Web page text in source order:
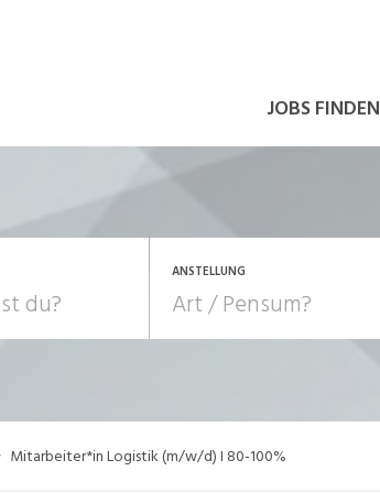
JOBS FINDEN
ANSTELLUNG
Temporär (befristet)
Consulting, Human Resources
Mitarbeiter*in Logistik (m/w/d) I 80-100%